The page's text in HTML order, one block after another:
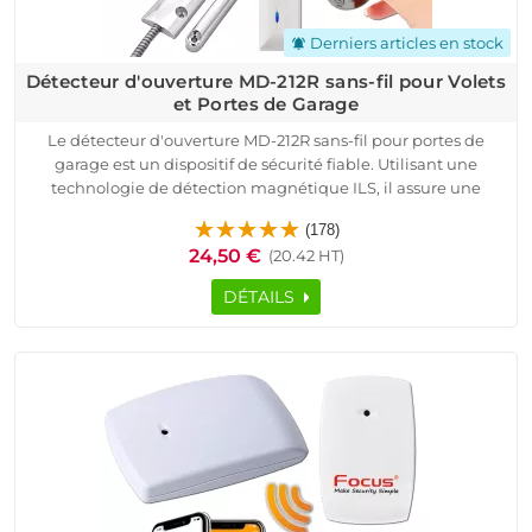
notifications_active Derniers articles en stock
Détecteur d'ouverture MD-212R sans-fil pour Volets
et Portes de Garage
Le détecteur d'ouverture MD-212R sans-fil pour portes de
garage est un dispositif de sécurité fiable. Utilisant une
technologie de détection magnétique ILS, il assure une
Facile à installer, ce capteur métallique chromé se fixe
directement sur la porte de garage et offre une surveillance
continue grâce à sa technologie de transmission radio
sécurisée à code tournant ASK. Avec une autonomie de 2-3
Compatible avec de nombreux systèmes de sécurité, il envoie
des notifications push, SMS ou appels pour vous tenir informé
en temps réel. Protégez vos biens avec le détecteur
d'ouverture MD-212R, un choix de qualité professionnelle.
(178)
24,50 € (20.42 HT)
DÉTAILS